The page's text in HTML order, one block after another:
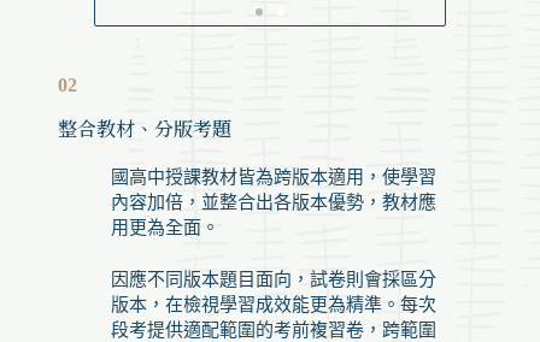
02
整合教材、分版考題
國高中授課教材皆為跨版本適用，使學習
內容加倍，並整合出各版本優勢，教材應
用更為全面。
因應不同版本題目面向，試卷則會採區分
版本，在檢視學習成效能更為精準。每次
段考提供適配範圍的考前複習卷，跨範圍